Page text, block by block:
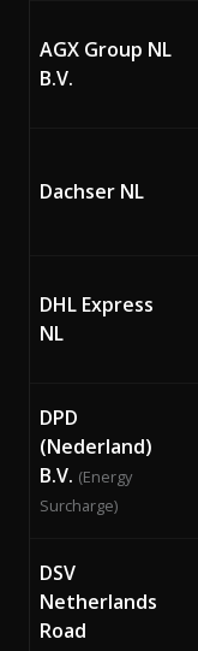
AGX Group NL
B.V.
Dachser NL
DHL Express
NL
DPD
(Nederland)
B.V. (Energy
Surcharge)
DSV
Netherlands
Road